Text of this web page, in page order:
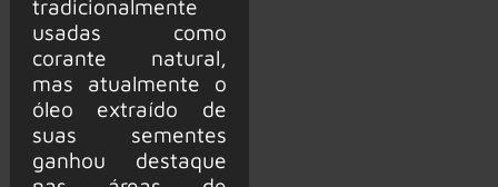
tradicionalmente
usadas como
corante natural,
mas atualmente o
óleo extraído de
suas sementes
ganhou destaque